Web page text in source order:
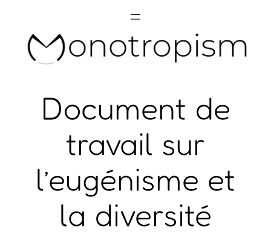
content
Document de
travail sur
l’eugénisme et
la diversité